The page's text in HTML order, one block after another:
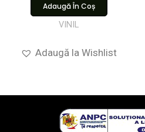
Adaugă În Coș
VINIL
Adaugă la Wishlist